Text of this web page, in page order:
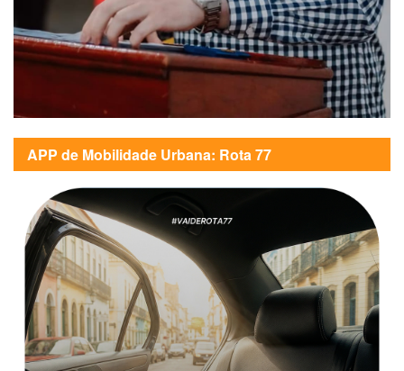
APP de Mobilidade Urbana: Rota 77